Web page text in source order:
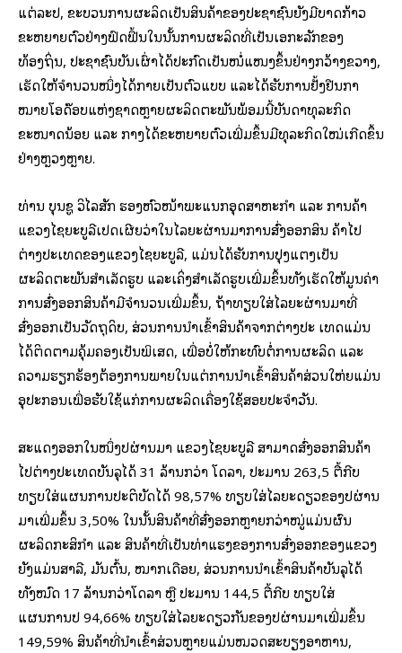
ແຕ່ລະປີ, ຂະບວນການຜະລິດເປັນສິນຄ້າຂອງປະຊາຊົນຍັງມີບາດກ້າວ
ຂະຫຍາຍຕົວຢ່າງຟົດຟື້ນໃນນັ້ນການຜະລິດທີ່ເປັນເອກະລັກຂອງ
ທ້ອງຖິ່ນ, ປະຊາຊົນບັນເຜົ່າໄດ້ປະກົດເປັນໜໍ່ແໜງຂຶ້ນຢ່າງກວ້າງຂວາງ,
ເຮັດໃຫ້ຈຳນວນໜຶ່ງໄດ້ກາຍເປັນຕົວແບບ ແລະໄດ້ຮັບການຢັ້ງຢືນກາ
ໝາຍໂອດ໊ອບແຫ່ງຊາດຫຼາຍຜະລິດຕະພັນພ້ອມນີ້ບັນດາທຸລະກິດ
ຂະໜາດນ້ອຍ ແລະ ກາງໄດ້ຂະຫຍາຍຕົວເພີ່ມຂຶ້ນມີທຸລະກິດໃໝ່ເກີດຂຶ້ນ
ຢ່າງຫຼວງຫຼາຍ.
ທ່ານ ບຸນຊູ ວິໄລສັກ ຮອງຫົວໜ້າພະແນກອຸດສາຫະກຳ ແລະ ການຄ້າ
ແຂວງໄຊຍະບູລີເປີດເຜີຍວ່າໃນໄລຍະຜ່ານມາການສົ່ງອອກສິນ ຄ້າໄປ
ຕ່າງປະເທດຂອງແຂວງໄຊຍະບູລີ, ແມ່ນໄດ້ຮັບການປຸງແຕງເປັນ
ຜະລິດຕະພັນສຳເລັດຮູບ ແລະເຄິ່ງສຳເລັດຮູບເພີ່ມຂຶ້ນທັງເຮັດໃຫ້ມູນຄ່າ
ການສົ່ງອອກສິນຄ້າມີຈຳນວນເພີ່ມຂຶ້ນ, ຖ້າທຽບໃສ່ໄລຍະຜ່ານມາທີ່
ສົ່ງອອກເປັນວັດຖຸດິບ, ສ່ວນການນຳເຂົ້າສິນຄ້າຈາກຕ່າງປະ ເທດແມ່ນ
ໄດ້ຕິດຕາມຄຸ້ມຄອງເປັນພິເສດ, ເພື່ອບໍ່ໃຫ້ກະທົບຕໍ່ການຜະລິດ ແລະ
ຄວາມຮຽກຮ້ອງຕ້ອງການພາຍໃນແຕ່ການນຳເຂົ້າສິນຄ້າສ່ວນໃຫ່ຍແມ່ນ
ອຸປະກອນເພື່ອຮັບໃຊ້ແກ່ການຜະລິດເຄື່ອງໃຊ້ສອຍປະຈຳວັນ.
ສະແດງອອກໃນໜຶ່ງປີຜ່ານມາ ແຂວງໄຊຍະບູລີ ສາມາດສົ່ງອອກສິນຄ້າ
ໄປຕ່າງປະເທດບັນລຸໄດ້ 31 ລ້ານກວ່າ ໂດລາ, ປະມານ 263,5 ຕື້ກີບ
ທຽບໃສ່ແຜນການປະຕິບັດໄດ້ 98,57% ທຽບໃສ່ໄລຍະດຽວຂອງປີຜ່ານ
ມາເພີ່ມຂຶ້ນ 3,50% ໃນນັ້ນສິນຄ້າທີ່ສົ່ງອອກຫຼາຍກວ່າໝູ່ແມ່ນຜົນ
ຜະລິດກະສິກຳ ແລະ ສິນຄ້າທີ່ເປັນທ່າແຮງຂອງການສົ່ງອອກຂອງແຂວງ
ຍັງແມ່ນສາລີ, ມັນຕົ້ນ, ໝາກເດືອຍ, ສ່ວນການນຳເຂົ້າສິນຄ້າບັນລຸໄດ້
ທັງໝົດ 17 ລ້ານກວ່າໂດລາ ຫຼື ປະມານ 144,5 ຕື້ກີບ ທຽບໃສ່
ແຜນການປີ 94,66% ທຽບໃສ່ໄລຍະດຽວກັນຂອງປີຜ່ານມາເພີ່ມຂຶ້ນ
149,59% ສິນຄ້າທີ່ນຳເຂົ້າສ່ວນຫຼາຍແມ່ນໝວດສະບຽງອາຫານ,